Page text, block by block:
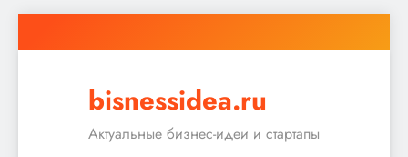
к
bisnessidea.ru
Актуальные бизнес-идеи и стартапы